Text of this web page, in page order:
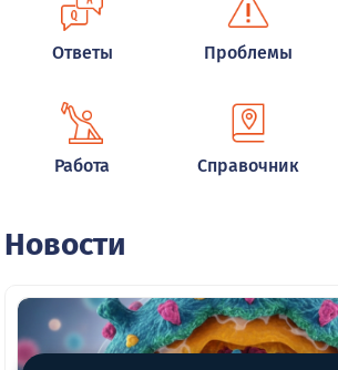
Ответы Проблемы
Работа Справочник
Новости